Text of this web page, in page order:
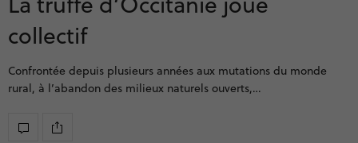
collectif
Confrontée depuis plusieurs années aux mutations du monde
rural, à l’abandon des milieux naturels ouverts,…